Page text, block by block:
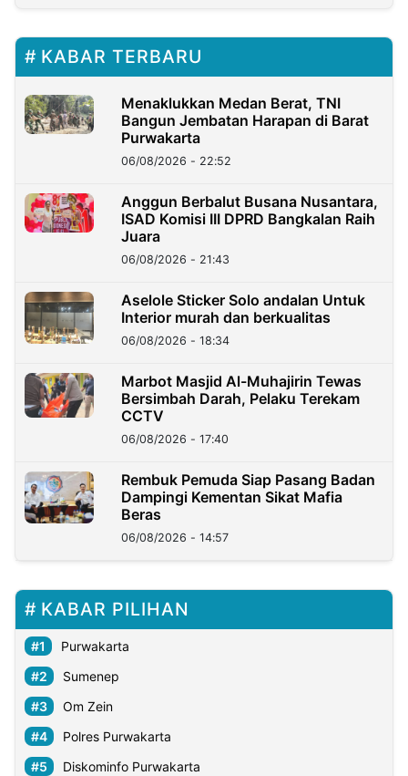
KABAR TERBARU
Menaklukkan Medan Berat, TNI
Bangun Jembatan Harapan di Barat
Purwakarta
06/08/2026 - 22:52
Anggun Berbalut Busana Nusantara,
ISAD Komisi III DPRD Bangkalan Raih
Juara
06/08/2026 - 21:43
Aselole Sticker Solo andalan Untuk
Interior murah dan berkualitas
06/08/2026 - 18:34
Marbot Masjid Al-Muhajirin Tewas
Bersimbah Darah, Pelaku Terekam
CCTV
06/08/2026 - 17:40
Rembuk Pemuda Siap Pasang Badan
Dampingi Kementan Sikat Mafia
Beras
06/08/2026 - 14:57
KABAR PILIHAN
Purwakarta
Sumenep
Om Zein
Polres Purwakarta
Diskominfo Purwakarta